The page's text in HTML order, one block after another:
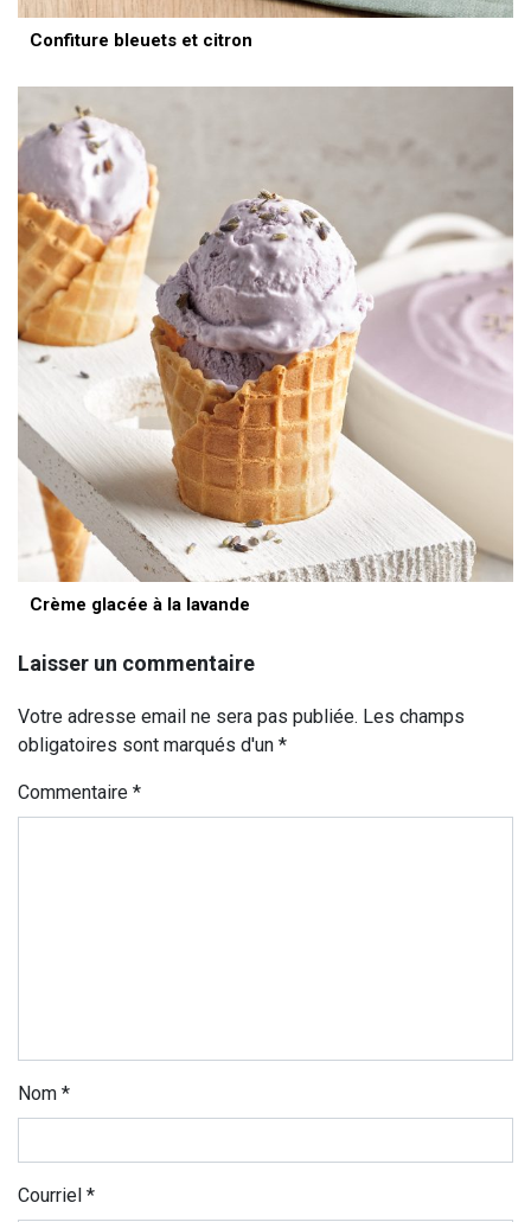
Confiture bleuets et citron
Crème glacée à la lavande
Laisser un commentaire
Votre adresse email ne sera pas publiée. Les champs
obligatoires sont marqués d'un *
Commentaire *
Nom *
Courriel *